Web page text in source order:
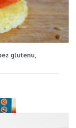
glutenu,